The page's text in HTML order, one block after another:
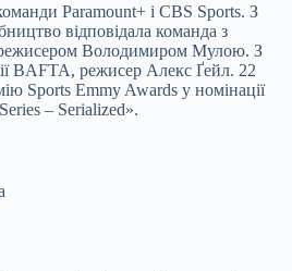
Paramount+ і CBS Sports. З
відповідала команда з
режисером Володимиром Мулою. З
BAFTA, режисер Алекс Ґейл. 22
Sports Emmy Awards у номінації
– Serialized».